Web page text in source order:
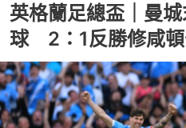
英格蘭足總盃｜曼
球 2：1反勝修咸